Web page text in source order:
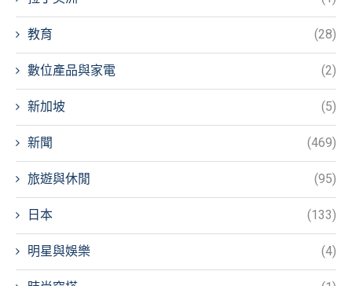
教育 (28)
數位產品與家電 (2)
新加坡 (5)
新聞 (469)
旅遊與休閒 (95)
日本 (133)
明星與娛樂 (4)